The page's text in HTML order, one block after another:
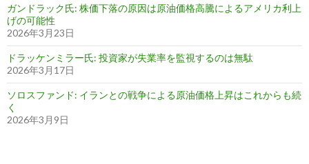
ガンドラック氏: 株価下落の原因は原油価格高騰によるアメリカ利上
げの可能性
2026年3月23日
ドラッケンミラー氏: 投資家が失業率を監視するのは無駄
2026年3月17日
ソロスファンド: イランとの戦争による原油価格上昇はこれからも続
く
2026年3月9日